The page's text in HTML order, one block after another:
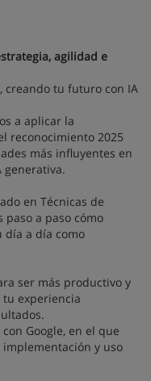
agilidad e
creando tu futuro con IA
a aplicar la
reconocimiento 2025
más influyentes en
generativa.
en Técnicas de
paso a paso cómo
a día como
ser más productivo y
experiencia
Google, en el que
y uso